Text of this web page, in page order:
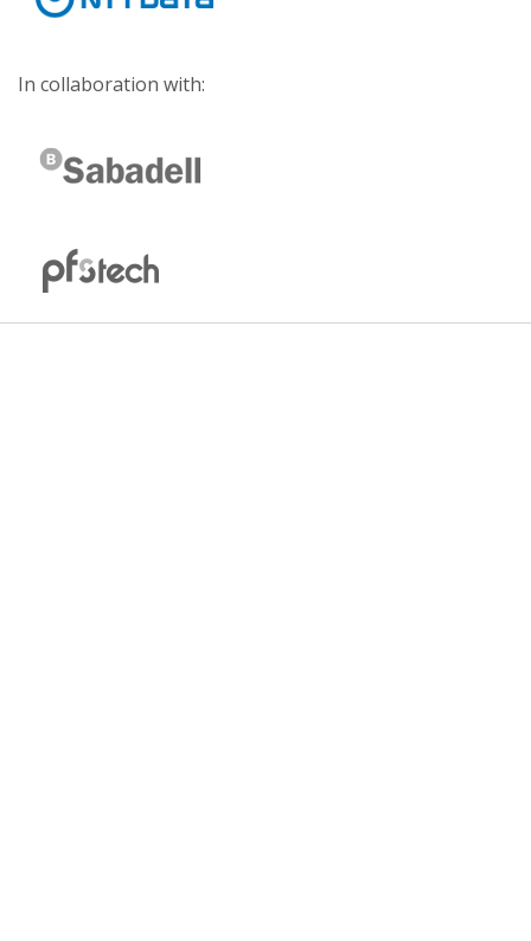
In collaboration with: